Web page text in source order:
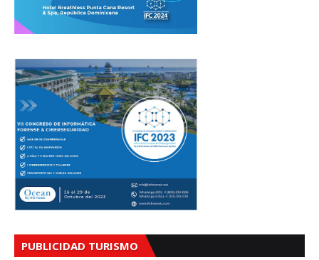
PUBLICIDAD TURISMO